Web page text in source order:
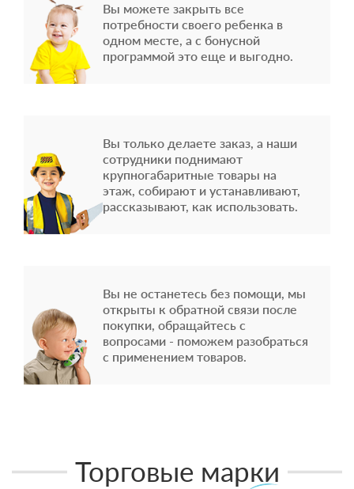
Вы можете закрыть все
потребности своего ребенка в
одном месте, а с бонусной
программой это еще и выгодно.
Вы только делаете заказ, а наши
сотрудники поднимают
крупногабаритные товары на
этаж, собирают и устанавливают,
рассказывают, как использовать.
Вы не останетесь без помощи, мы
открыты к обратной связи после
покупки, обращайтесь с
вопросами - поможем разобраться
с применением товаров.
Торговые марки